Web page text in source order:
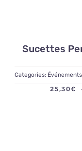
Sucettes
Categories: Événements
25,30€